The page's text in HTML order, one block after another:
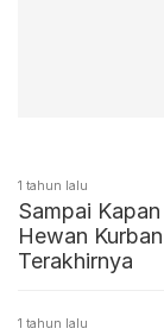
1 tahun lalu
Sampai
Hewan
Terakhirnya
1 tahun lalu